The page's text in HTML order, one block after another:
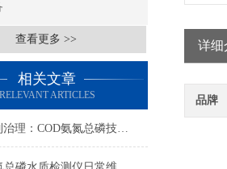
查看更多 >>
相关文章
RELEVANT ARTICLES
从监测到治理：COD氨氮总磷技术的双领域实战解析
详细
品牌